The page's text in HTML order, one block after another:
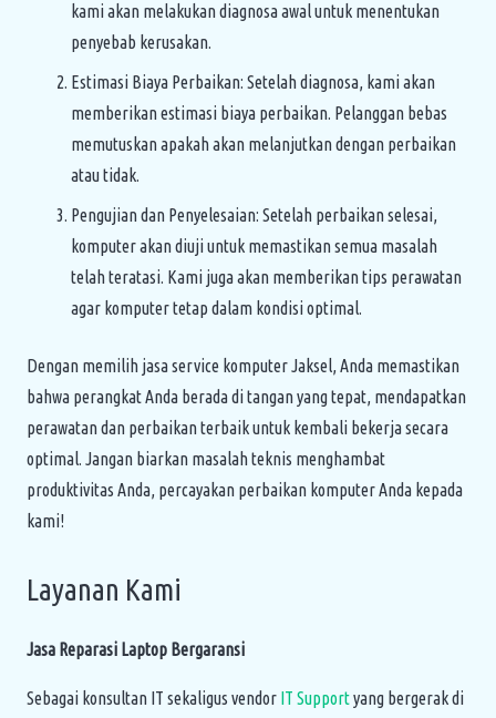
kami akan melakukan diagnosa awal untuk menentukan
penyebab kerusakan.
Estimasi Biaya Perbaikan: Setelah diagnosa, kami akan
memberikan estimasi biaya perbaikan. Pelanggan bebas
memutuskan apakah akan melanjutkan dengan perbaikan
atau tidak.
Pengujian dan Penyelesaian: Setelah perbaikan selesai,
komputer akan diuji untuk memastikan semua masalah
telah teratasi. Kami juga akan memberikan tips perawatan
agar komputer tetap dalam kondisi optimal.
Dengan memilih jasa service komputer Jaksel, Anda memastikan
bahwa perangkat Anda berada di tangan yang tepat, mendapatkan
perawatan dan perbaikan terbaik untuk kembali bekerja secara
optimal. Jangan biarkan masalah teknis menghambat
produktivitas Anda, percayakan perbaikan komputer Anda kepada
kami!
Layanan Kami
Jasa Reparasi Laptop Bergaransi
Sebagai konsultan IT sekaligus vendor IT Supportyang bergerak di